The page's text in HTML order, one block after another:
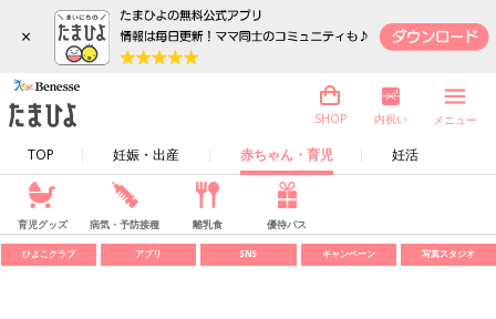
×
TOP 妊娠・出産 赤ちゃん・育児 妊活
SHOP 内祝い メニュー
育児グッズ 病気・予防接種 離乳食 優待パス
ひよこクラブ アプリ SNS キャンペーン 写真スタジオ